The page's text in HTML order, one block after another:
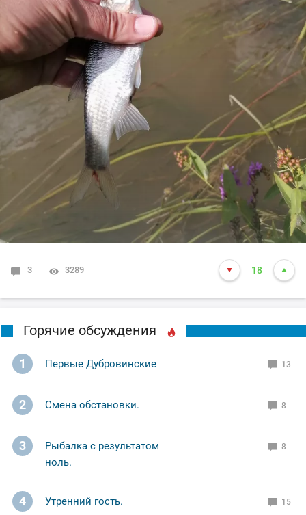
3 3289 18
Горячие обсуждения
1 Первые Дубровинские 13
2 Смена обстановки. 8
3
Рыбалка с результатом
ноль.
8
4 Утренний гость. 15